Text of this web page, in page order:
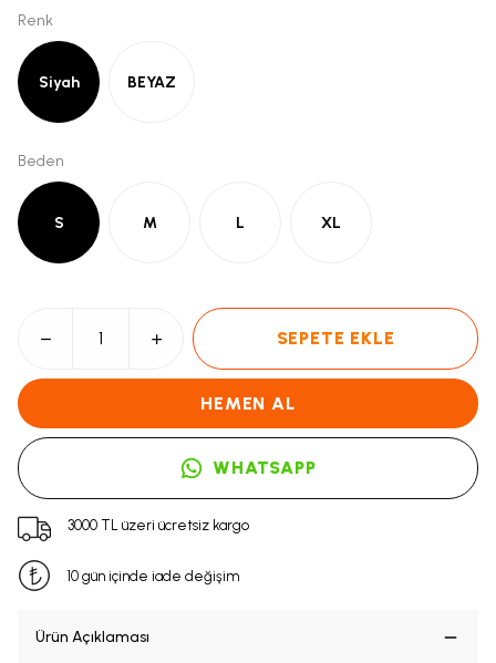
Renk
Siyah BEYAZ
Beden
S M L XL
SEPETE EKLE
HEMEN AL
WHATSAPP
3000 TL üzeri ücretsiz kargo
10 gün içinde iade değişim
Ürün Açıklaması